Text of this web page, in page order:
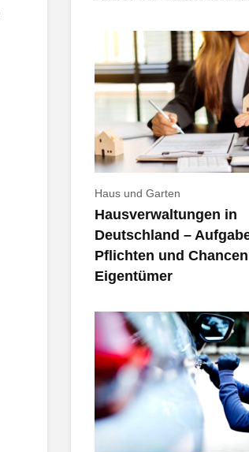
Haus und Garten
Hausverwaltungen in
Deutschland –
Pflichten und
Eigentümer